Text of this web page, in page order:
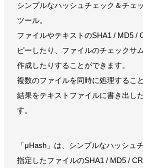
シンプルなハッシュチェック＆チェ
ツール。
ファイルやテキストのSHA1 / MD5 /
ピーしたり、ファイルのチェックサ
作成したりすることができます。
複数のファイルを同時に処理するこ
結果をテキストファイルに書き出し
す。
「μHash」は、シンプルなハッシュ
指定したファイルのSHA1 / MD5 /